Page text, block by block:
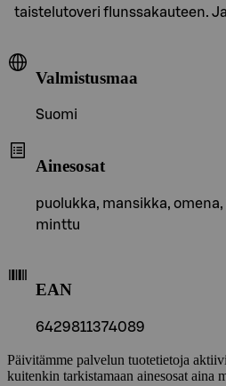
taistelutoveri flunssakauteen.
Valmistusmaa
Suomi
Ainesosat
puolukka, mansikka,
minttu
EAN
6429811374089
Päivitämme palvelun tuotetietoja
kuitenkin tarkistamaan ainesosat aina